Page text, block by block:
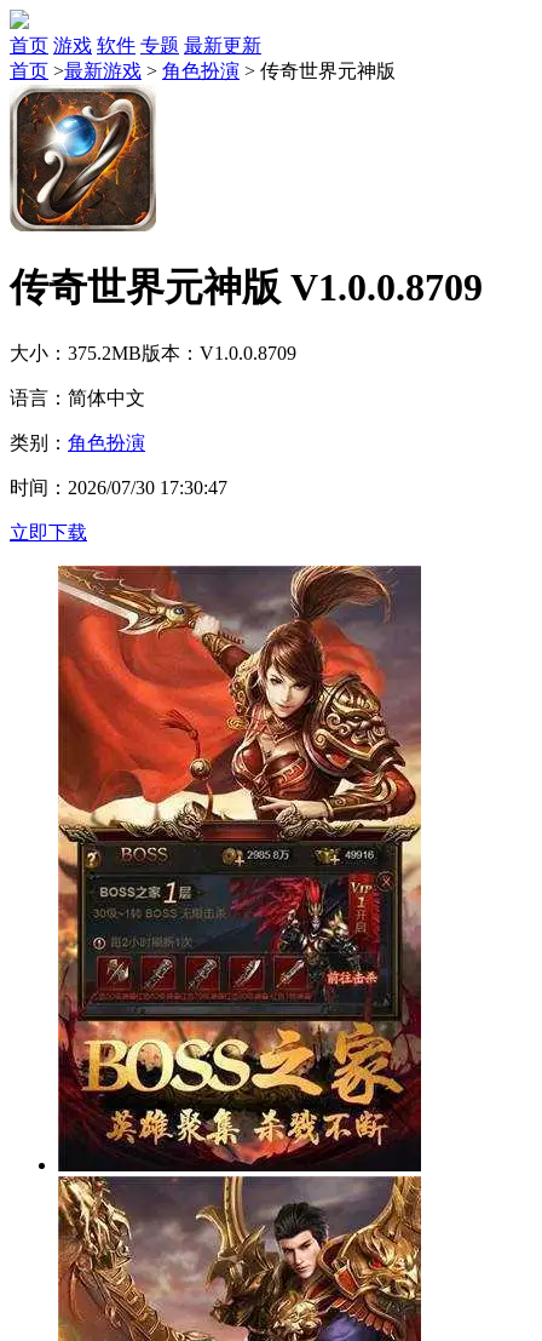
首页 游戏 软件 专题 最新更新
首页 >最新游戏 > 角色扮演 > 传奇世界元神版
传奇世界元神版 V1.0.0.8709
大小：375.2MB版本：V1.0.0.8709
语言：简体中文
类别： 角色扮演
时间：2026/07/30 17:30:47
立即下载